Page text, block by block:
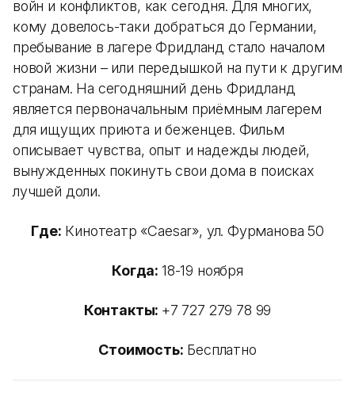
войн и конфликтов, как сегодня. Для многих,
кому довелось-таки добраться до Германии,
пребывание в лагере Фридланд стало началом
новой жизни – или передышкой на пути к другим
странам. На сегодняшний день Фридланд
является первоначальным приёмным лагерем
для ищущих приюта и беженцев. Фильм
описывает чувства, опыт и надежды людей,
вынужденных покинуть свои дома в поисках
лучшей доли.
Где: Кинотеатр «Caesar», ул. Фурманова 50
Когда: 18-19 ноября
Контакты: +7 727 279 78 99
Стоимость: Бесплатно